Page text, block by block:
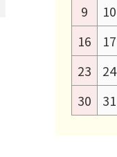
9
10
16
17
23
24
30
31